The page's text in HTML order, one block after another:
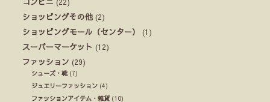
ショッピングその他 (2)
ショッピングモール（センター）
(1)
スーパーマーケット (12)
ファッション (29)
シューズ・靴(7)
ジュエリーファッション (4)
ファッションアイテム・雑貨 (10)